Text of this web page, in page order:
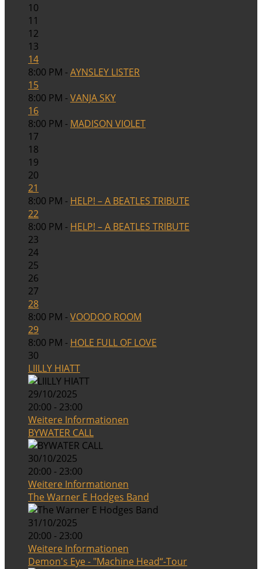
10
11
12
13
14
8:00 PM -AYNSLEY LISTER
15
8:00 PM -VANJA SKY
16
8:00 PM - MADISON VIOLET
17
18
19
20
21
8:00 PM - HELP! – A BEATLES TRIBUTE
22
8:00 PM - HELP! – A BEATLES TRIBUTE
23
24
25
26
27
28
8:00 PM -VOODOO ROOM
29
8:00 PM - HOLE FULL OF LOVE
30
LIILLY HIATT
29/10/2025
20:00 - 23:00
Weitere Informationen
BYWATER CALL
30/10/2025
20:00 - 23:00
Weitere Informationen
The Warner E Hodges Band
31/10/2025
20:00 - 23:00
Weitere Informationen
Demon's Eye - "Machine Head“-Tour